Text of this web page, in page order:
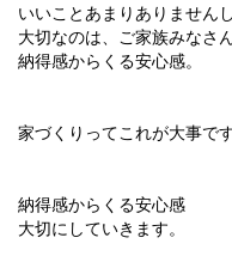
いいことあまりありませんし
大切なのは、ご家族みなさ
納得感からくる安心感。
家づくりってこれが大事です
納得感からくる安心感
大切にしていきます。